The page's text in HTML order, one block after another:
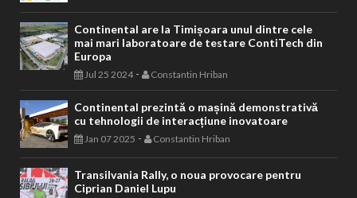
Continental are la Timișoara unul dintre cele
mai mari laboratoare de testare ContiTech din
Europa
Jul 25 2024- Constantin Hriban
Continental prezintă o mașină demonstrativă
cu tehnologii de interacțiune inovatoare
Jan 07 2025 - Constantin Hriban
Transilvania Rally, o noua provocare pentru
Ciprian Daniel Lupu